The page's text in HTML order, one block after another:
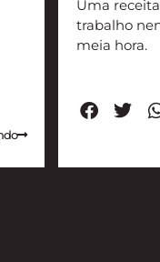
Uma
trabalho
meia hora.